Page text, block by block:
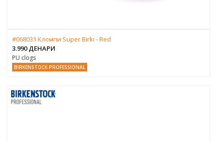
#068031 Кломпи Super Birki - Red
3.990 ДЕНАРИ
PU clogs
BIRKENSTOCK PROFESSIONAL